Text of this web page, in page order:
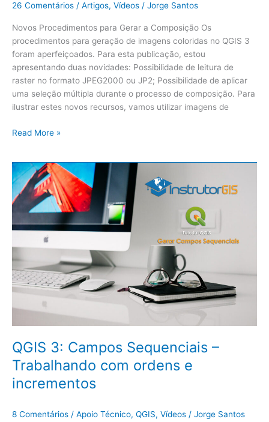
26 Comentários / Artigos, Vídeos / Jorge Santos
Novos Procedimentos para Gerar a Composição Os
procedimentos para geração de imagens coloridas no QGIS 3
foram aperfeiçoados. Para esta publicação, estou
apresentando duas novidades: Possibilidade de leitura de
raster no formato JPEG2000 ou JP2; Possibilidade de aplicar
uma seleção múltipla durante o processo de composição. Para
ilustrar estes novos recursos, vamos utilizar imagens de
Read More »
QGIS 3: Campos Sequenciais –
Trabalhando com ordens e
incrementos
8 Comentários / Apoio Técnico, QGIS, Vídeos / Jorge Santos
QGIS
3:
Campos
Sequenciais
–
Trabalhando
com
ordens
e
incrementos